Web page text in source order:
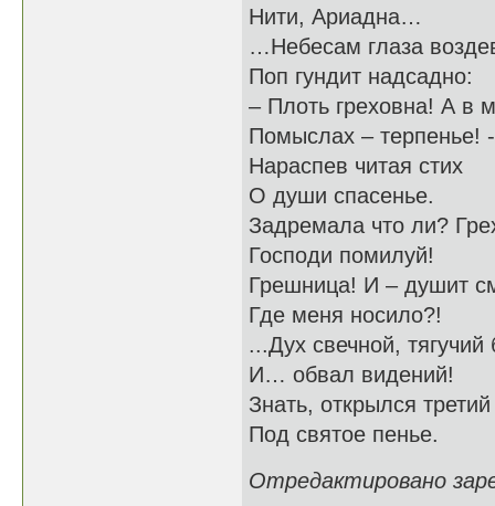
Нити, Ариадна…
…Небесам глаза
Поп гундит надсадно:
– Плоть греховна! А в
Помыслах – терпенье! -
Нараспев читая стих
О души спасенье.
Задремала что ли?
Господи помилуй!
Грешница! И – душит
Где меня носило?!
...Дух свечной, тягучий
И… обвал видений!
Знать, открылся третий
Под святое пенье.
Отредактировано